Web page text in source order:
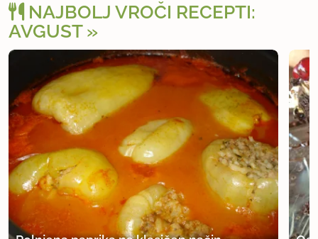
NAJBOLJ VROČI RECEPTI:
AVGUST